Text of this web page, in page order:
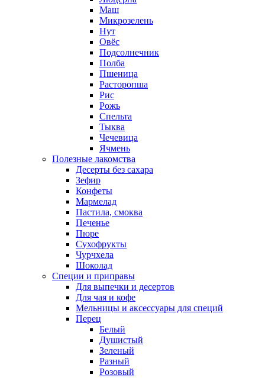
Маш
Микрозелень
Нут
Овёс
Подсолнечник
Полба
Пшеница
Расторопша
Рис
Рожь
Спельта
Тыква
Чечевица
Ячмень
Полезные лакомства
Десерты без сахара
Зефир
Конфеты
Мармелад
Пастила, смоква
Печенье
Пюре
Сухофрукты
Чурчхела
Шоколад
Специи и приправы
Для выпечки и десертов
Для чая и кофе
Мельницы и аксессуары для специй
Перец
Белый
Душистый
Зеленый
Разный
Розовый